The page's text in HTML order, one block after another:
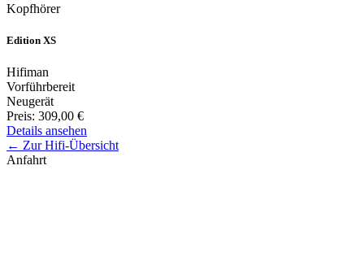
Kopfhörer
Edition XS
Hifiman
Vorführbereit
Neugerät
Preis: 309,00 €
Details ansehen
← Zur Hifi-Übersicht
Anfahrt